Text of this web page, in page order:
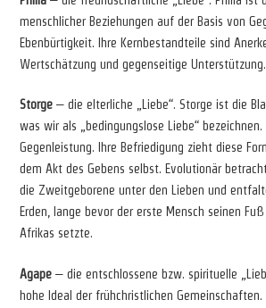
menschlicher Beziehungen auf der Basis von
Ebenbürtigkeit. Ihre Kernbestandteile sind
Wertschätzung und gegenseitige Unterstützung.
Storge– die elterliche „Liebe“. Storge ist die
was wir als „bedingungslose Liebe“
Gegenleistung. Ihre Befriedigung zieht diese
dem Akt des Gebens selbst. Evolutionär
die Zweitgeborene unter den Lieben und
Erden, lange bevor der erste Mensch seinen
Afrikas setzte.
Agape– die entschlossene bzw. spirituelle
hohe Ideal der frühchristlichen